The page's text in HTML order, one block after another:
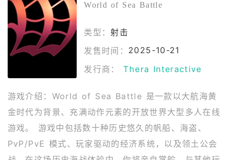
World of Sea Battle
类型：射击
发售时间： 2025-10-21
发行商：
Thera Interactive
游戏介绍：World of Sea Battle 是一款以大航海黄
金时代为背景、充满动作元素的开放世界大型多人在线
游戏。 游戏中包括数十种历史悠久的帆船、海盗、
PvP/PvE 模式、玩家驱动的经济系统，以及领土公会